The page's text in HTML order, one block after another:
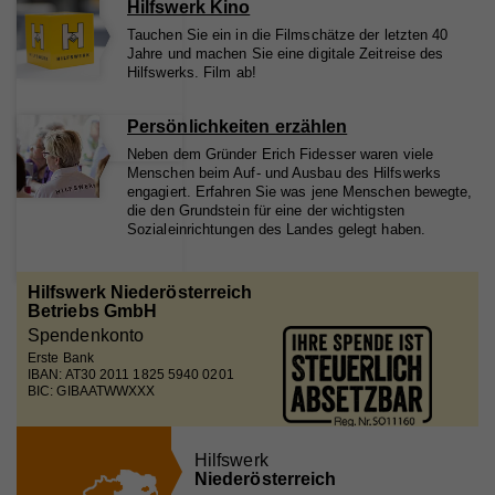
Hilfswerk Kino
Tauchen Sie ein in die Filmschätze der letzten 40
Jahre und machen Sie eine digitale Zeitreise des
Hilfswerks. Film ab!
Persönlichkeiten erzählen
Neben dem Gründer Erich Fidesser waren viele
Menschen beim Auf- und Ausbau des Hilfswerks
engagiert. Erfahren Sie was jene Menschen bewegte,
die den Grundstein für eine der wichtigsten
Sozialeinrichtungen des Landes gelegt haben.
Hilfswerk Niederösterreich
Betriebs GmbH
Spendenkonto
Erste Bank
IBAN: AT30 2011 1825 5940 0201
BIC: GIBAATWWXXX
Hilfswerk
Niederösterreich
Laufzeit 2 Jahre
Zweck Wird verwendet, um Vimeo-Inhalte zu entsperren.
Name
Anbieter Whatchado
1 Minute
Anforderungsrate einzuschränken
Name _gid
Name _gat
Anbieter Google Universal Analytics
Zweck
Wird von Google Analytics verwendet, um die
Anforderungsrate einzuschränken.
Anbieter Google Analytics
Laufzeit 1 Tag
Registriert eine eindeutige ID, die verwendet wird,
um statistische Daten dazu, wie der Besucher die
Website nutzt, zu generieren.